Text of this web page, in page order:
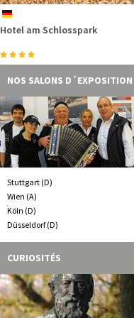
liegt Callantsoog.…
Eines der bekanntesten
Lübeck.…
de
Hotel am Schlosspark
de
Hotel Aquamarin
de
Ostseehotel Dierhagen
de
Hotel Villa Weststrand
de
Strandhotel Bene
de
"An´t Diek un Water"
NOS SALONS D´EXPOSITION
Stuttgart (D)
Wien (A)
Köln (D)
Düsseldorf (D)
CURIOSITÉS